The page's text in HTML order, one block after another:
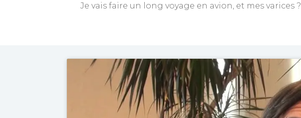
Je vais faire un long voyage en avion, et mes varices ?